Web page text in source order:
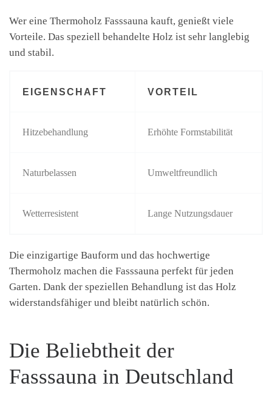
Wer eine Thermoholz Fasssauna kauft, genießt viele
Vorteile. Das speziell behandelte Holz ist sehr langlebig
und stabil.
EIGENSCHAFT VORTEIL
Hitzebehandlung Erhöhte Formstabilität
Naturbelassen Umweltfreundlich
Wetterresistent Lange Nutzungsdauer
Die einzigartige Bauform und das hochwertige
Thermoholz machen die Fasssauna perfekt für jeden
Garten. Dank der speziellen Behandlung ist das Holz
widerstandsfähiger und bleibt natürlich schön.
Die Beliebtheit der
Fasssauna in Deutschland